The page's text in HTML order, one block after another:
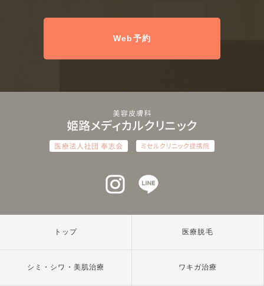
Web予約
インスタグラム
トップ 医療脱毛
シミ・シワ・美肌治療 ワキガ治療